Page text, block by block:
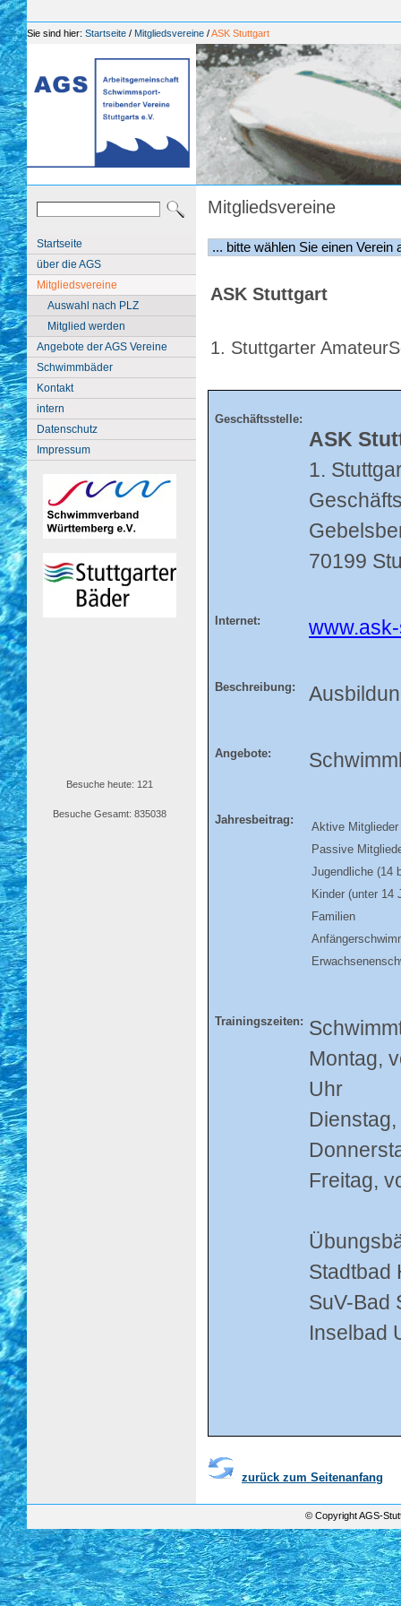
Sie sind hier: Startseite / Mitgliedsvereine /ASK Stuttgart
Startseite
über die AGS
Mitgliedsvereine
Auswahl nach PLZ
Mitglied werden
Angebote der AGS Vereine
Schwimmbäder
Kontakt
intern
Datenschutz
Impressum
Besuche heute: 121
Besuche Gesamt: 835038
Mitgliedsvereine
ASK Stuttgart
1. Stuttgarter
Geschäftsstelle:
ASK
1.
70199
Internet:
Beschreibung:
Angebote:
Jahresbeitrag:
Aktive Mitglieder
Passive
Jugendliche (14
Kinder (unter 14
Familien
Trainingszeiten:
Montag,
Uhr
Freitag,
Stadtbad
SuV-Bad
Inselbad
zurück zum Seitenanfang
© Copyright AGS-